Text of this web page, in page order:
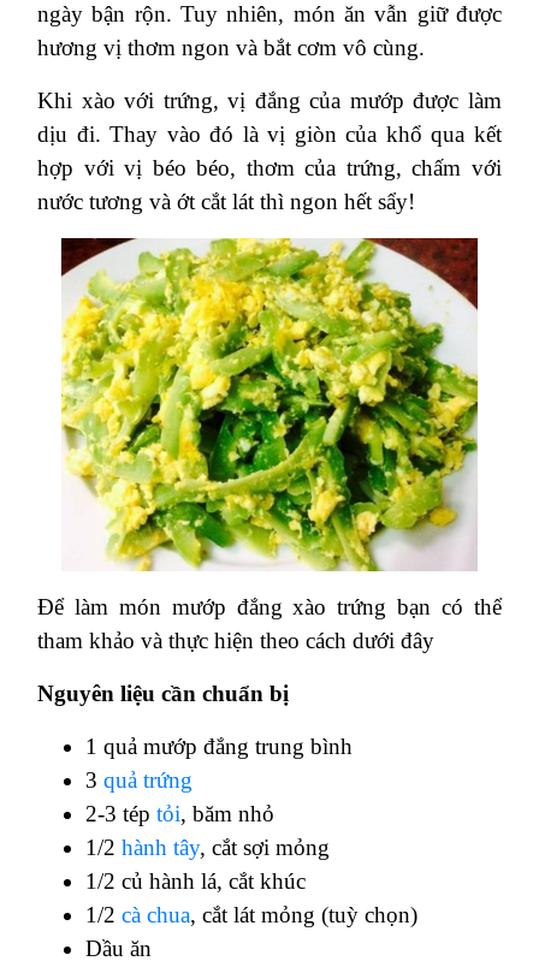
ngày bận rộn. Tuy nhiên, món ăn vẫn giữ được
hương vị thơm ngon và bắt cơm vô cùng.
Khi xào với trứng, vị đắng của mướp được làm
dịu đi. Thay vào đó là vị giòn của khổ qua kết
hợp với vị béo béo, thơm của trứng, chấm với
nước tương và ớt cắt lát thì ngon hết sẩy!
Để làm món mướp đắng xào trứng bạn có thể
tham khảo và thực hiện theo cách dưới đây
Nguyên liệu cần chuẩn bị
1 quả mướp đắng trung bình
3 quả trứng
2-3 tép tỏi, băm nhỏ
1/2 hành tây, cắt sợi mỏng
1/2 củ hành lá, cắt khúc
1/2 cà chua, cắt lát mỏng (tuỳ chọn)
Dầu ăn